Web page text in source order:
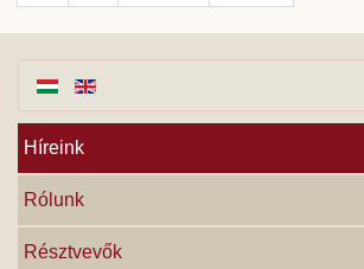
Híreink
Rólunk
Résztvevők